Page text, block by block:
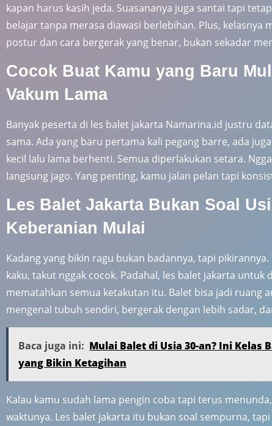
kapan harus kasih jeda. Suasananya juga santai tapi
belajar tanpa merasa diawasi berlebihan. Plus, kelasnya
postur dan cara bergerak yang benar, bukan sekadar
Cocok Buat Kamu yang Baru
Vakum Lama
Banyak peserta di les balet jakarta Namarina.id justru
sama. Ada yang baru pertama kali pegang barre, ada
kecil lalu lama berhenti. Semua diperlakukan setara.
langsung jago. Yang penting, kamu jalan pelan tapi
Les Balet Jakarta Bukan Soal
Keberanian Mulai
Kadang yang bikin ragu bukan badannya, tapi
kaku, takut nggak cocok. Padahal, les balet jakarta
mematahkan semua ketakutan itu. Balet bisa jadi ruang
mengenal tubuh sendiri, bergerak dengan lebih sadar,
Baca juga ini: Mulai Balet di Usia 30-an? Ini Kelas
yang Bikin Ketagihan
Kalau kamu sudah lama pengin coba tapi terus
waktunya. Les balet jakarta itu bukan soal sempurna,